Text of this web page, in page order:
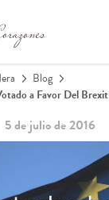
Blog
a Favor Del Brexit
5 de julio de 2016